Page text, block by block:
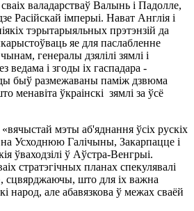
валадарстваў Валынь і Падолле,
Расійскай імперыі. Нават Англія і
тэрытарыяльных прэтэнзій да
яе для паслабленне
генералы дзялілі зямлі і
ведама і згоды іх гаспадара -
быў размежаваны паміж дзвюма
менавіта ўкраінскі зямлі за ўсё
мэты аб'яднання ўсіх рускіх
на Усходнюю Галічыны, Закарпацце і
ўваходзілі ў Аўстра-Венгрыі.
стратэгічных планах спекулявалі
сцвярджаючы, што для іх важна
народ, але абавязкова ў межах сваёй